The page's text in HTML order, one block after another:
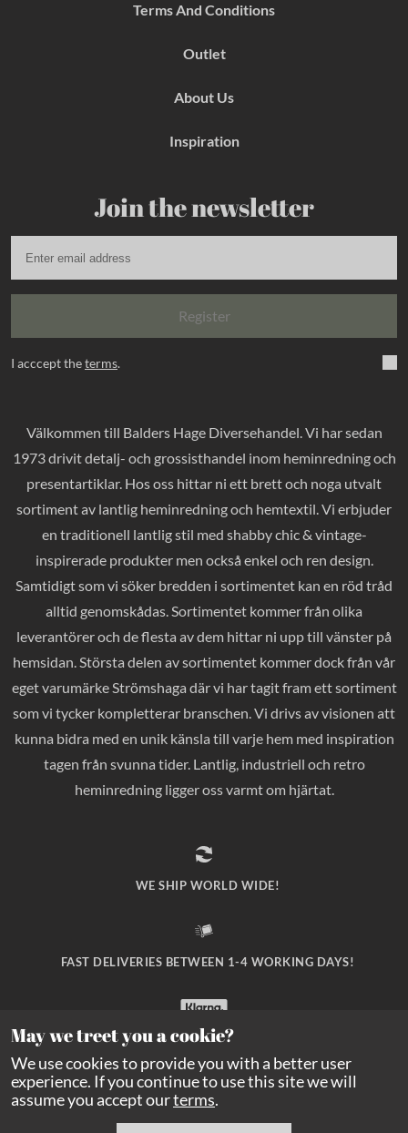
Terms And Conditions
Outlet
About Us
Inspiration
Join the newsletter
Register
I acccept theterms.
Välkommen till Balders Hage Diversehandel. Vi har sedan
1973 drivit detalj- och grossisthandel inom heminredning och
presentartiklar. Hos oss hittar ni ett brett och noga utvalt
sortiment av lantlig heminredning och hemtextil. Vi erbjuder
en traditionell lantlig stil med shabby chic & vintage-
inspirerade produkter men också enkel och ren design.
Samtidigt som vi söker bredden i sortimentet kan en röd tråd
alltid genomskådas. Sortimentet kommer från olika
leverantörer och de flesta av dem hittar ni upp till vänster på
hemsidan. Största delen av sortimentet kommer dock från vår
eget varumärke Strömshaga där vi har tagit fram ett sortiment
som vi tycker kompletterar branschen. Vi drivs av visionen att
kunna bidra med en unik känsla till varje hem med inspiration
tagen från svunna tider. Lantlig, industriell och retro
heminredning ligger oss varmt om hjärtat.
WE SHIP WORLD WIDE!
FAST DELIVERIES BETWEEN 1-4 WORKING DAYS!
SAFE PAYMENT WITH KLARNA CHECKOUT!
May we treet you a cookie?
We use cookies to provide you with a better user
experience. If you continue to use this site we will
assume you accept ourterms.